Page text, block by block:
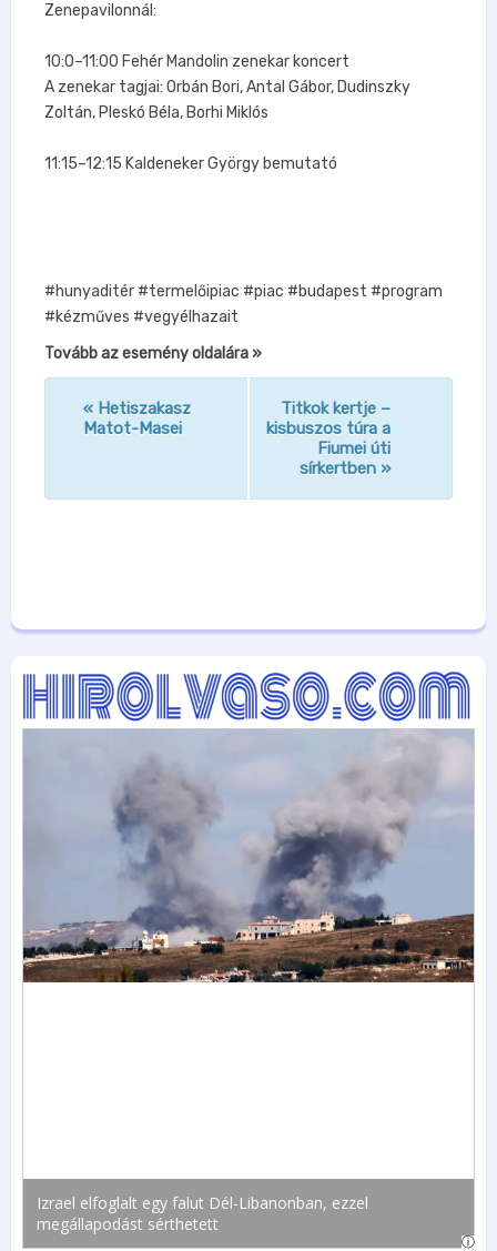
Zenepavilonnál: ⁣
10:0–11:00 Fehér Mandolin zenekar koncert⁣
A zenekar tagjai: Orbán Bori, Antal Gábor, Dudinszky
Zoltán, Pleskó Béla, Borhi Miklós⁣
11:15–12:15 Kaldeneker György bemutató⁣
#hunyaditér #termelőipiac #piac #budapest #program
#kézműves #vegyélhazait⁣
Tovább az esemény oldalára »
ó
« Hetiszakasz
Matot-Masei
Titkok kertje –
kisbuszos túra a
Fiumei úti
sírkertben »